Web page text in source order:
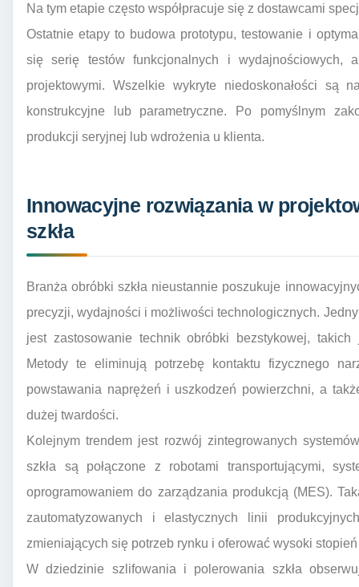
Na tym etapie często współpracuje się z dostawcami
Ostatnie etapy to budowa prototypu, testowanie i
się serię testów funkcjonalnych i wydajnościowych,
projektowymi. Wszelkie wykryte niedoskonałości są
konstrukcyjne lub parametryczne. Po pomyślnym
produkcji seryjnej lub wdrożenia u klienta.
Innowacyjne rozwiązania w
szkła
Branża obróbki szkła nieustannie poszukuje
precyzji, wydajności i możliwości technologicznych.
jest zastosowanie technik obróbki bezstykowej,
Metody te eliminują potrzebę kontaktu fizycznego
powstawania naprężeń i uszkodzeń powierzchni, a
dużej twardości.
Kolejnym trendem jest rozwój zintegrowanych
szkła są połączone z robotami transportującymi,
oprogramowaniem do zarządzania produkcją (MES).
zautomatyzowanych i elastycznych linii
zmieniających się potrzeb rynku i oferować wysoki
W dziedzinie szlifowania i polerowania szkła